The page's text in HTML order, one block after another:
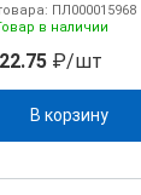
ПЛ000015968
в наличии
22.75 ₽/шт
В корзину